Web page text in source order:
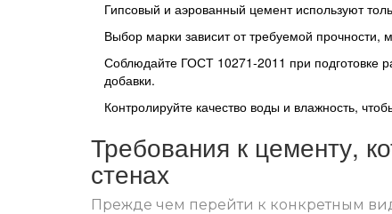
Гипсовый и аэрованный цемент используют
Выбор марки зависит от требуемой прочности,
Соблюдайте ГОСТ 10271‑2011 при подготовке
добавки.
Контролируйте качество воды и влажность,
Требования к цементу,
стенах
Прежде чем перейти к конкретным